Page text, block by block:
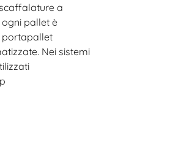
a
pallet è
portapallet
Nei sistemi